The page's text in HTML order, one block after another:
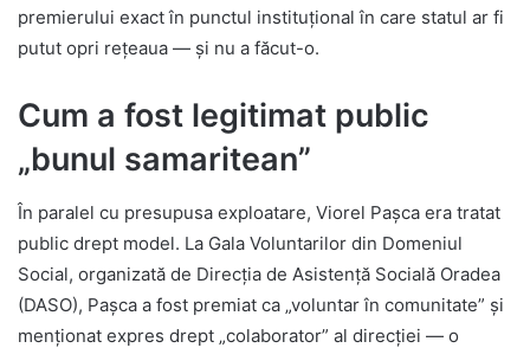
premierului exact în punctul instituțional în care statul ar fi
putut opri rețeaua — și nu a făcut-o.
Cum a fost legitimat public
„bunul samaritean”
În paralel cu presupusa exploatare, Viorel Pașca era tratat
public drept model. La Gala Voluntarilor din Domeniul
Social, organizată de Direcția de Asistență Socială Oradea
(DASO), Pașca a fost premiat ca „voluntar în comunitate” și
menționat expres drept „colaborator” al direcției — o